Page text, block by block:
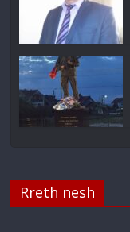
Rreth nesh